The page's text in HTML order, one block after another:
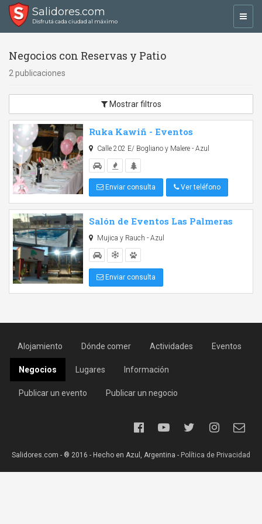
Salidores.com
Disfrutá cada ciudad al máximo
Negocios con Reservas y Patio
2 publicaciones
Mostrar filtros
Ruka Kawiñ - Eventos
Calle 202 E/ Bogliano y Malere - Azul
Enviar consulta Ver teléfono
Salón de Eventos Las Palmeras
Mujica y Rauch - Azul
Enviar consulta
Alojamiento Dónde comer Actividades Eventos
Negocios Lugares Información
Publicar un evento Publicar un negocio
Salidores.com - ® 2016 - Hecho en Azul, Argentina - Política de Privacidad